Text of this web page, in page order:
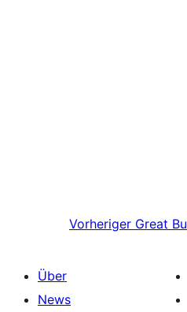
Vorheriger Great
Über
News